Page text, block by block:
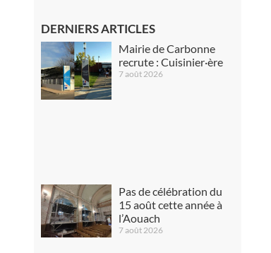
DERNIERS ARTICLES
Mairie de Carbonne
recrute : Cuisinier·ère
7 août 2026
Pas de célébration du
15 août cette année à
l’Aouach
7 août 2026